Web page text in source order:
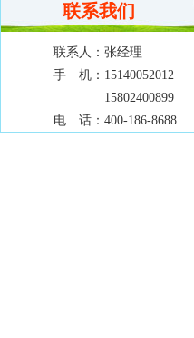
联系我们
联系人： 张经理
手 机： 15140052012
15802400899
电 话： 400-186-8688